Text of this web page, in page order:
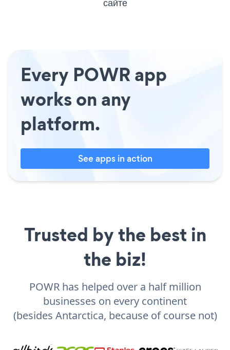
Every POWR app
works on any
platform.
See apps in action
Trusted by the best in
the biz!
POWR has helped over a half million
businesses on every continent
(besides Antarctica, because of course not)